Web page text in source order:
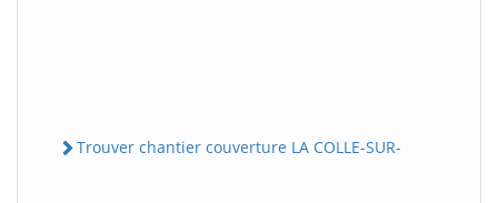
Trouver chantier couverture LA COLLE-SUR-